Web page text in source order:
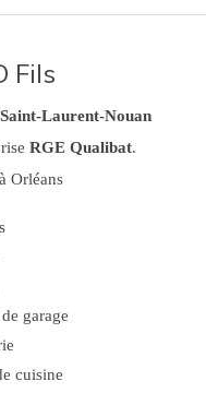
Fils
Laurent-Nouan
RGE Qualibat.
Orléans
garage
cuisine